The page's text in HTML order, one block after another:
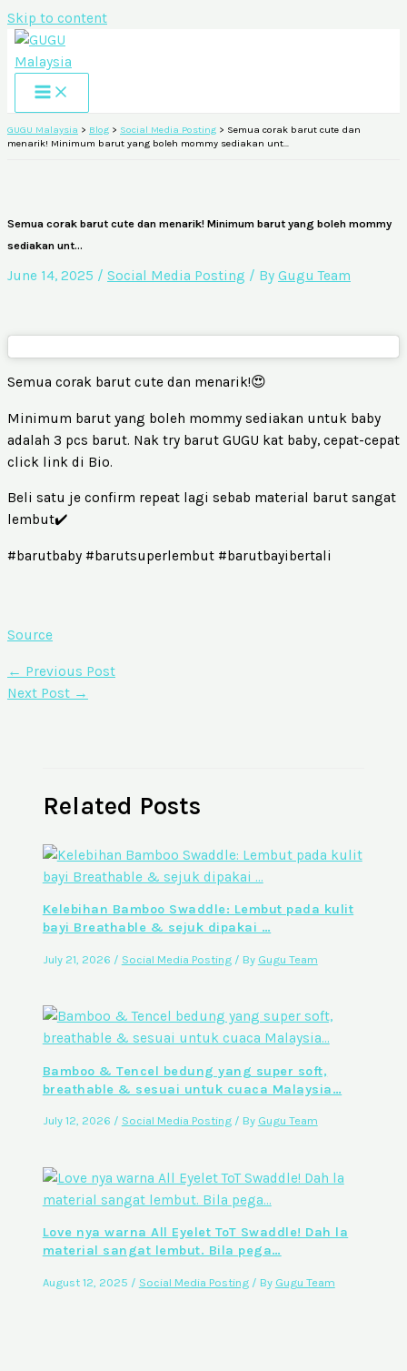
Skip to content
GUGU Malaysia > Blog > Social Media Posting > Semua corak barut cute dan
menarik! Minimum barut yang boleh mommy sediakan unt…
Semua corak barut cute dan menarik! Minimum barut yang boleh mommy
sediakan unt…
June 14, 2025 / Social Media Posting / By Gugu Team
Semua corak barut cute dan menarik!😍
Minimum barut yang boleh mommy sediakan untuk baby
adalah 3 pcs barut. Nak try barut GUGU kat baby, cepat-cepat
click link di Bio.
Beli satu je confirm repeat lagi sebab material barut sangat
lembut✔️
#barutbaby #barutsuperlembut #barutbayibertali
Source
← Previous Post
Next Post →
Related Posts
Kelebihan Bamboo Swaddle: Lembut pada kulit
bayi Breathable & sejuk dipakai …
July 21, 2026 / Social Media Posting/ By Gugu Team
Bamboo & Tencel bedung yang super soft,
breathable & sesuai untuk cuaca Malaysia…
July 12, 2026 / Social Media Posting/ By Gugu Team
Love nya warna All Eyelet ToT Swaddle! Dah la
material sangat lembut. Bila pega…
August 12, 2025 / Social Media Posting/ By Gugu Team